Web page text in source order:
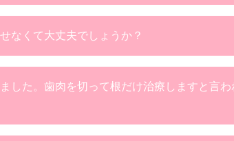
なくて大丈夫でしょうか？
した。歯肉を切って根だけ治療しますと言